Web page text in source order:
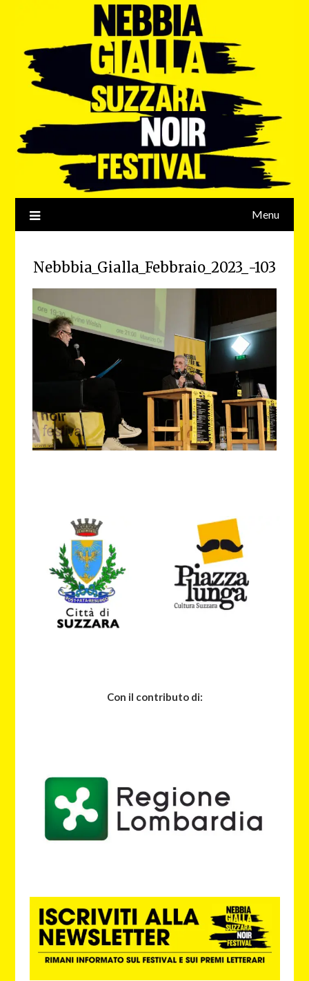
Menu
Nebbbia_Gialla_Febbraio_2023_-103
Con il contributo di: